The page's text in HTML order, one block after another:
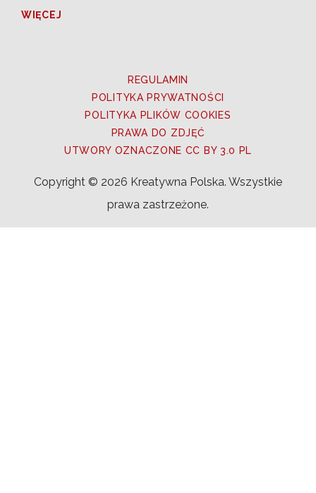
WIĘCEJ
REGULAMIN
POLITYKA PRYWATNOŚCI
POLITYKA PLIKÓW COOKIES
PRAWA DO ZDJĘĆ
UTWORY OZNACZONE CC BY 3.0 PL
Copyright © 2026 Kreatywna Polska. Wszystkie
prawa zastrzeżone.